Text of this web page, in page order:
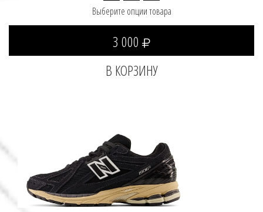
Выберите опции товара
3 000